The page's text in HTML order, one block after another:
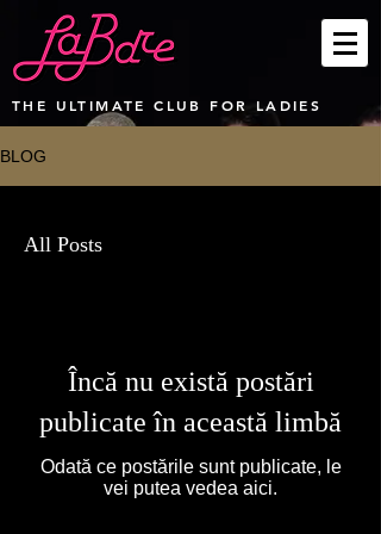
THE ULTIMATE CLUB FOR LADIES
BLOG
All Posts
Încă nu există postări
publicate în această limbă
Odată ce postările sunt publicate, le
vei putea vedea aici.